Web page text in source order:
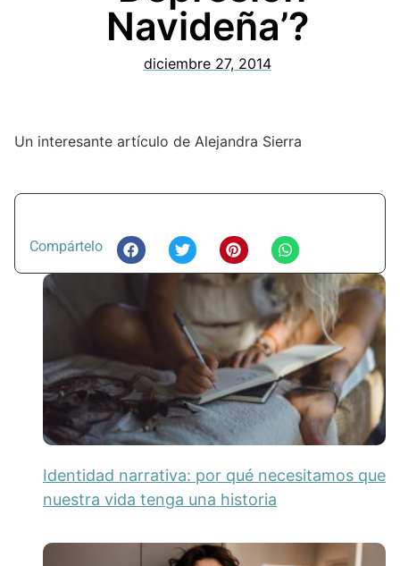
Navideña’?
diciembre 27, 2014
Un interesante artículo de Alejandra Sierra
Compártelo
Identidad narrativa: por qué necesitamos que
nuestra vida tenga una historia